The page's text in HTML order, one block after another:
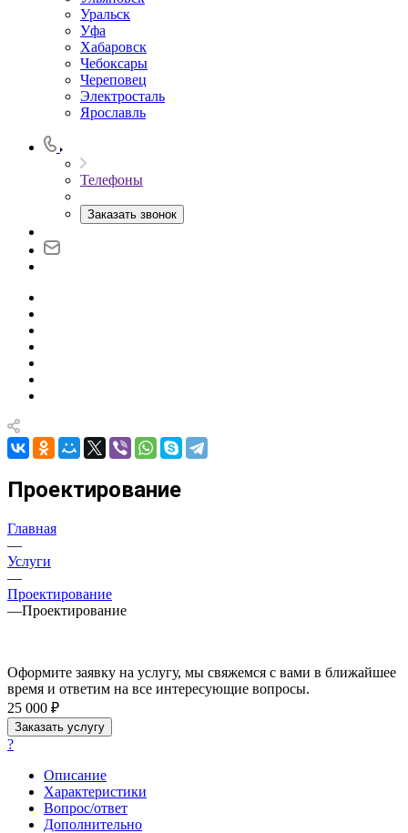
Уральск
Уфа
Хабаровск
Чебоксары
Череповец
Электросталь
Ярославль
Телефоны
Заказать звонок
Проектирование
Главная
—
Услуги
—
Проектирование
—Проектирование
Оформите заявку на услугу, мы свяжемся с вами в ближайшее
время и ответим на все интересующие вопросы.
25 000 ₽
Заказать услугу
?
Описание
Характеристики
Вопрос/ответ
Дополнительно